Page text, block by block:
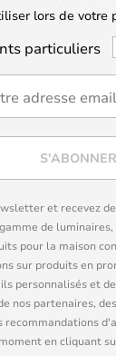
lors de votre
particuliers
S'ABONNER
et recevez
de
pour la maison
sur produits en
personnalisés et
nos partenaires,
en cliquant